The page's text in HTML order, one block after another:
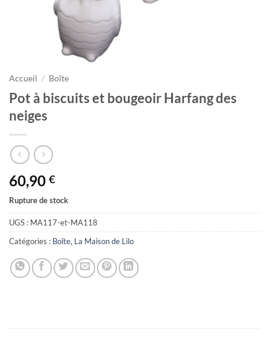
Accueil / Boîte
Pot à biscuits et bougeoir Harfang des
neiges
60,90 €
Rupture de stock
UGS : MA117-et-MA118
Catégories : Boîte, La Maison de Lilo